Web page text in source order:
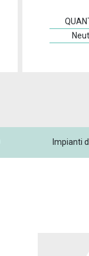
Impianti